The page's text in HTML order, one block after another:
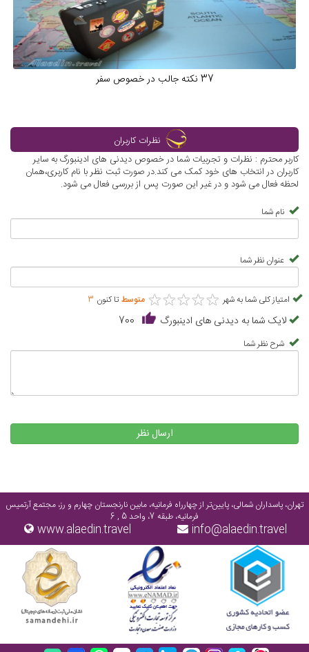
37 نکته جالب در خصوص سفر
نظرات کاربران
کاربر محترم : نظرات و تجربیات شما در خصوص دیدنی های ادینبورگ به سایر
کاربران در انتخاب های خود کمک می کند.در صورت ثبت نظر با نام کاربری،همان
لحظه فعال می شود و در غیر این صورت پس از بررسی فعال می شود.
نام شما
عنوان نظر شما
امتیاز کلی شما به شهر ★★★★★
★★★★★ متوسط تا کنون 3
لایک شما به دیدنی های ادینبورگ 700
شرح نظر شما
ارسال نظر
تهران، پاسداران شمالی، پایین‌تر از چهارراه فرمانیه، مابین نارنجستان چهارم و رز، مجتمع آرتمیس
فرمانیه، طبقه 7، واحد 5 , 6
info@alaedin.travel
www.alaedin.travel